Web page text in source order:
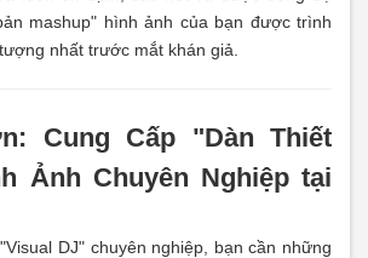
mashup" hình ảnh của bạn được trình
nhất trước mắt khán giả.
Cung Cấp "Dàn Thiết
Ảnh Chuyên Nghiệp tại
DJ" chuyên nghiệp, bạn cần những